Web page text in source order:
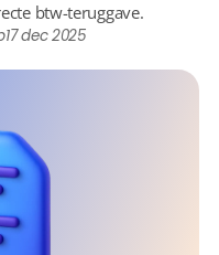
btw-teruggave.
17 dec 2025